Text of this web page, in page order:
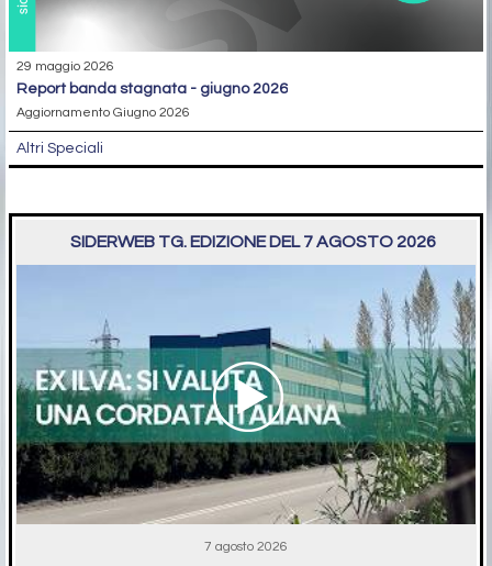
29 maggio 2026
report banda stagnata - giugno 2026
Aggiornamento Giugno 2026
Altri Speciali
SIDERWEB TG. EDIZIONE DEL 7 AGOSTO 2026
7 agosto 2026